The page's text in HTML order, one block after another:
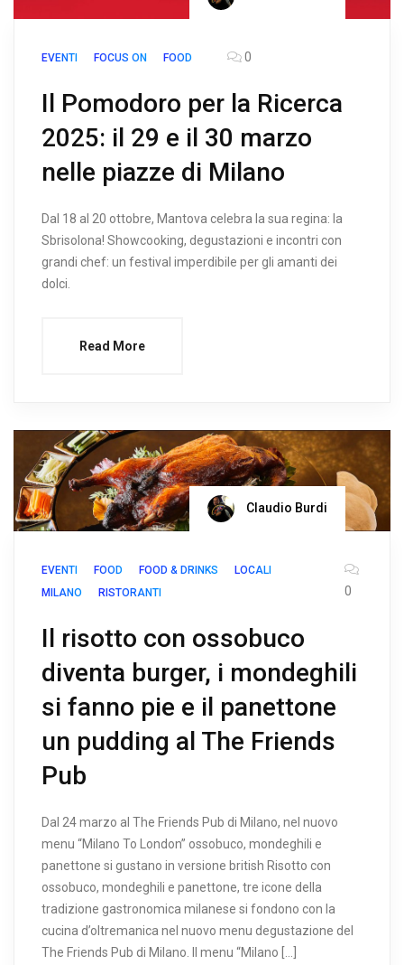
EVENTI FOCUS ON FOOD 0
Il Pomodoro per la Ricerca
2025: il 29 e il 30 marzo
nelle piazze di Milano
Dal 18 al 20 ottobre, Mantova celebra la sua regina: la
Sbrisolona! Showcooking, degustazioni e incontri con
grandi chef: un festival imperdibile per gli amanti dei
dolci.
Read More
Claudio Burdi
EVENTI FOOD FOOD & DRINKS
LOCALI
MILANO
RISTORANTI 0
Il risotto con ossobuco
diventa burger, i mondeghili
si fanno pie e il panettone
un pudding al The Friends
Pub
Dal 24 marzo al The Friends Pub di Milano, nel nuovo
menu “Milano To London” ossobuco, mondeghili e
panettone si gustano in versione british Risotto con
ossobuco, mondeghili e panettone, tre icone della
tradizione gastronomica milanese si fondono con la
cucina d’oltremanica nel nuovo menu degustazione del
The Friends Pub di Milano. Il menu “Milano […]